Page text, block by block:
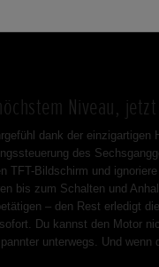
Niveau,
dank der einzigartigen
des
TFT-Bildschirm und
bis zum Schalten und
– den Rest erledigt
Du kannst den Motor
unterwegs. Und wenn